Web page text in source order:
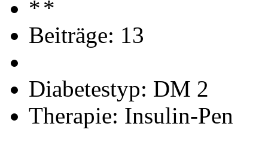
Beiträge: 13
Diabetestyp: DM 2
Therapie: Insulin-Pen